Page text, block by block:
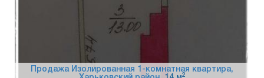
Продажа Изолированная 1-комнатная квартира,
2